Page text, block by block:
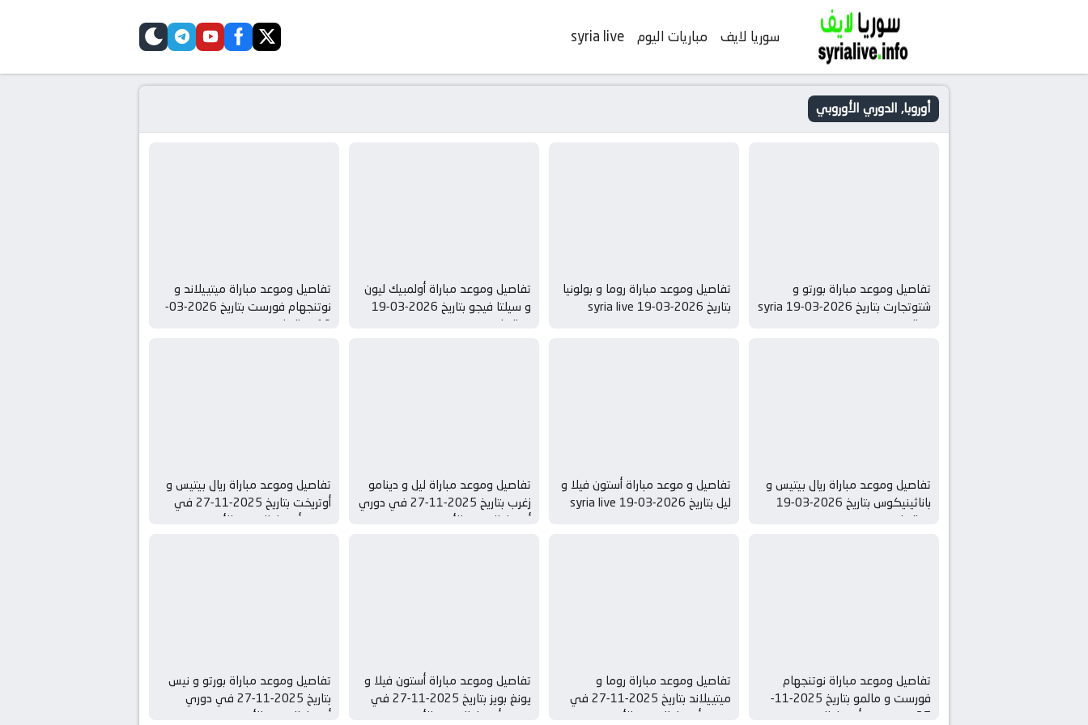
سوريا لايف مباريات اليوم syria live
twitter
facebook
youtube
telegram
skin
أوروبا, الدوري الأوروبي
تفاصيل وموعد مباراة بورتو و
شتوتجارت بتاريخ 2026-03-19 syria
live
تفاصيل وموعد مباراة روما و بولونيا
بتاريخ 2026-03-19 syria live
تفاصيل وموعد مباراة أولمبيك ليون
و سيلتا فيجو بتاريخ 2026-03-19
syria live
تفاصيل وموعد مباراة ميتييلاند و
نوتنجهام فورست بتاريخ 2026-03-
19 syria live
تفاصيل وموعد مباراة ريال بيتيس و
باناثينيكوس بتاريخ 2026-03-19
syria live
تفاصيل و موعد مباراة أستون فيلا و
ليل بتاريخ 2026-03-19 syria live
تفاصيل وموعد مباراة ليل و دينامو
زغرب بتاريخ 2025-11-27 في دوري
أوروبا, الدوري الأوروبي
تفاصيل وموعد مباراة ريال بيتيس و
أوتريخت بتاريخ 2025-11-27 في
دوري أوروبا, الدوري الأوروبي
تفاصيل وموعد مباراة نوتنجهام
فورست و مالمو بتاريخ 2025-11-
27 في دوري أوروبا, الدوري
تفاصيل وموعد مباراة روما و
ميتييلاند بتاريخ 2025-11-27 في
دوري أوروبا, الدوري الأوروبي
تفاصيل وموعد مباراة أستون فيلا و
يونغ بويز بتاريخ 2025-11-27 في
دوري أوروبا, الدوري الأوروبي
تفاصيل وموعد مباراة بورتو و نيس
بتاريخ 2025-11-27 في دوري
أوروبا, الدوري الأوروبي